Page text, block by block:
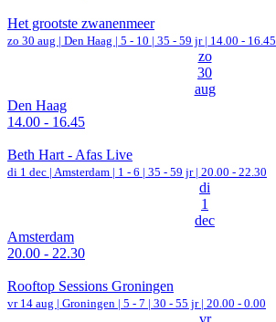
Het grootste zwanenmeer
zo 30 aug | Den Haag | 5 - 10 | 35 - 59 jr | 14.00 - 16.45
zo
30
aug
Den Haag
14.00 - 16.45
Beth Hart - Afas Live
di 1 dec | Amsterdam | 1 - 6 | 35 - 59 jr | 20.00 - 22.30
di
1
dec
Amsterdam
20.00 - 22.30
Rooftop Sessions Groningen
vr 14 aug | Groningen | 5 - 7 | 30 - 55 jr | 20.00 - 0.00